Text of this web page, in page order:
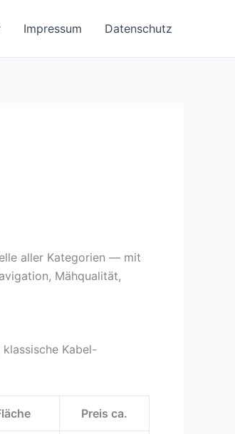
Impressum Datenschutz
aller Kategorien — mit
Mähqualität,
Kabel-
Preis ca.